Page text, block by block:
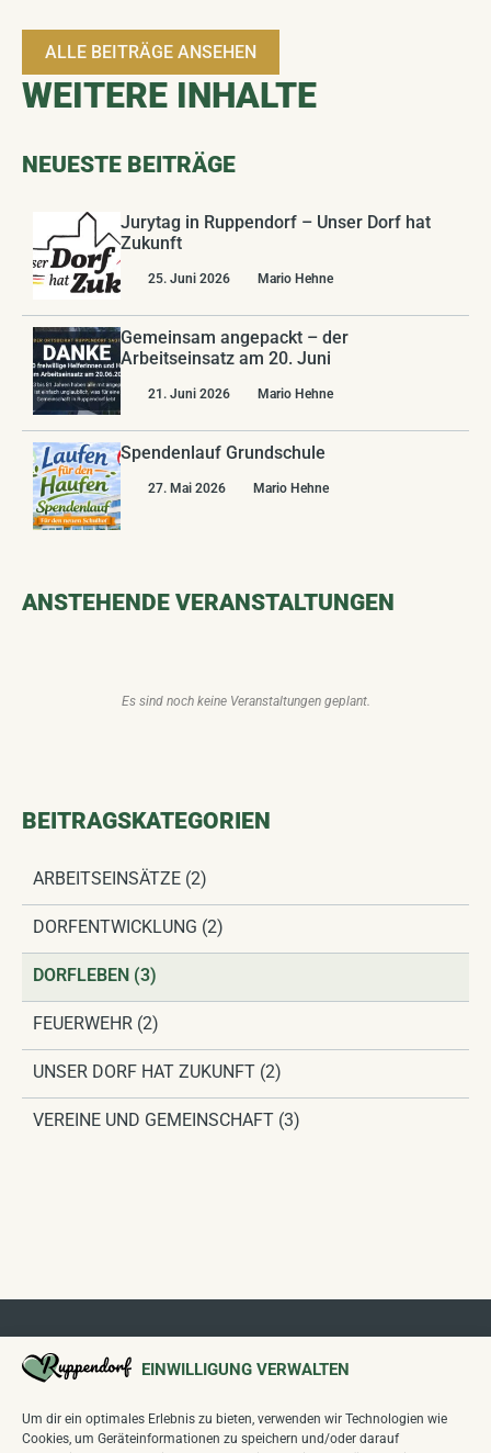
EINWILLIGUNG VERWALTEN
Um dir ein optimales Erlebnis zu bieten, verwenden wir Technologien wie
Cookies, um Geräteinformationen zu speichern und/oder darauf
ALLE BEITRÄGE ANSEHEN
WEITERE INHALTE
NEUESTE BEITRÄGE
Jurytag in Ruppendorf – Unser Dorf hat
Zukunft
25. Juni 2026 Mario Hehne
Gemeinsam angepackt – der
Arbeitseinsatz am 20. Juni
21. Juni 2026 Mario Hehne
Spendenlauf Grundschule
27. Mai 2026 Mario Hehne
ANSTEHENDE VERANSTALTUNGEN
Es sind noch keine Veranstaltungen geplant.
BEITRAGS­KATEGORIEN
ARBEITSEINSÄTZE (2)
DORFENTWICKLUNG (2)
DORFLEBEN (3)
FEUERWEHR (2)
UNSER DORF HAT ZUKUNFT (2)
VEREINE UND GEMEINSCHAFT (3)
Folgen Sie uns auf unseren Kanälen: